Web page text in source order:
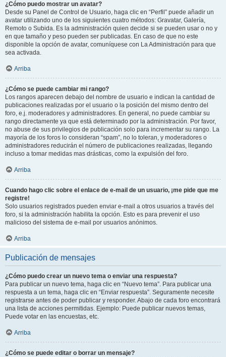
¿Cómo puedo mostrar un avatar?
Desde su Panel de Control de Usuario, haga clic en “Perfil” puede añadir un
avatar utilizando uno de los siguientes cuatro métodos: Gravatar, Galería,
Remoto o Subida. Es la administración quien decide si se pueden usar o no y
en que tamaño y peso pueden ser publicadas. En caso de que no este
disponible la opción de avatar, comuníquese con La Administración para que
sea activada.
Arriba
¿Cómo se puede cambiar mi rango?
Los rangos aparecen debajo del nombre de usuario e indican la cantidad de
publicaciones realizadas por el usuario o la posición del mismo dentro del
foro, e.j. moderadores y administradores. En general, no puede cambiar su
rango directamente ya que está determinado por la administración. Por favor,
no abuse de sus privilegios de publicación solo para incrementar su rango. La
mayoría de los foros lo consideran “spam”, no lo toleran, y moderadores o
administradores reducirán el número de publicaciones realizadas, llegando
incluso a tomar medidas mas drásticas, como la expulsión del foro.
Arriba
Cuando hago clic sobre el enlace de e-mail de un usuario, ¡me pide que me
registre!
Solo usuarios registrados pueden enviar e-mail a otros usuarios a través del
foro, si la administración habilita la opción. Esto es para prevenir el uso
malicioso del sistema de e-mail por usuarios anónimos.
Arriba
Publicación de mensajes
¿Cómo puedo crear un nuevo tema o enviar una respuesta?
Para publicar un nuevo tema, haga clic en “Nuevo tema”. Para publicar una
respuesta a un tema, haga clic en “Enviar respuesta”. Seguramente necesite
registrarse antes de poder publicar y responder. Abajo de cada foro encontrará
una lista de acciones permitidas. Ejemplo: Puede publicar nuevos temas,
Puede votar en las encuestas, etc.
Arriba
¿Cómo se puede editar o borrar un mensaje?